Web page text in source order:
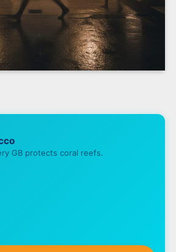
GB protects coral reefs.